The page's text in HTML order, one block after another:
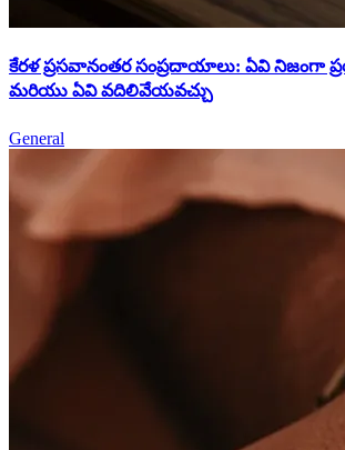
కేరళ ప్రసవానంతర సంప్రదాయాలు: ఏవి నిజంగా
మరియు ఏవి వదిలివేయవచ్చు
General